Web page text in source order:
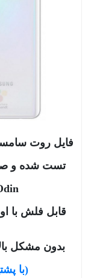
فایل روت
تست شده و
قابل فلش با
بدون مشکل
(با